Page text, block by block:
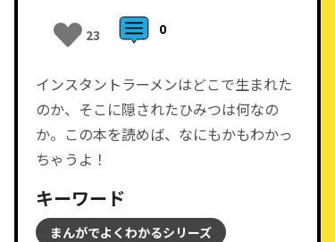
23 0
インスタントラーメンはどこで生まれた
のか、そこに隠されたひみつは何なの
か。この本を読めば、なにもかもわかっ
ちゃうよ！
キーワード
まんがでよくわかるシリーズ